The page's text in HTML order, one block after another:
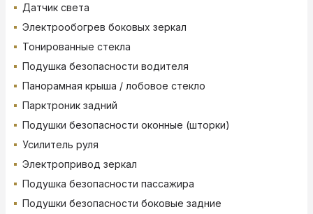
Датчик света
Электрообогрев боковых зеркал
Тонированные стекла
Подушка безопасности водителя
Панорамная крыша / лобовое стекло
Парктроник задний
Подушки безопасности оконные (шторки)
Усилитель руля
Электропривод зеркал
Подушка безопасности пассажира
Подушки безопасности боковые задние